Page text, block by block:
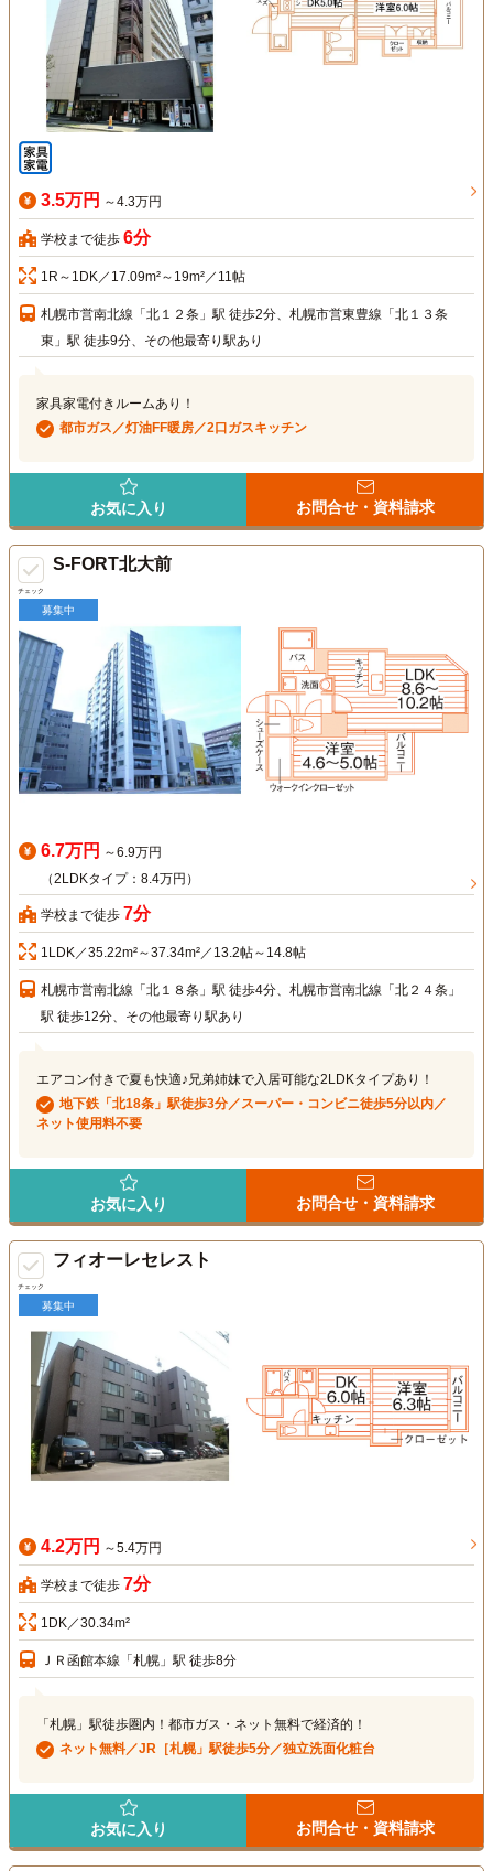
3.5万円 ～4.3万円
学校まで徒歩 6分
1R～1DK／17.09m²～19m²／11帖
札幌市営南北線「北１２条」駅 徒歩2分、札幌市営東豊線「北１３条
東」駅 徒歩9分、その他最寄り駅あり
家具家電付きルームあり！
都市ガス／灯油FF暖房／2口ガスキッチン
お気に入り お問合せ・資料請求
チェック
S-FORT北大前
募集中
6.7万円 ～6.9万円
（2LDKタイプ：8.4万円）
学校まで徒歩 7分
1LDK／35.22m²～37.34m²／13.2帖～14.8帖
札幌市営南北線「北１８条」駅 徒歩4分、札幌市営南北線「北２４条」
駅 徒歩12分、その他最寄り駅あり
エアコン付きで夏も快適♪兄弟姉妹で入居可能な2LDKタイプあり！
地下鉄「北18条」駅徒歩3分／スーパー・コンビニ徒歩5分以内／
ネット使用料不要
お気に入り お問合せ・資料請求
チェック
フィオーレセレスト
募集中
4.2万円 ～5.4万円
学校まで徒歩 7分
1DK／30.34m²
ＪＲ函館本線「札幌」駅 徒歩8分
「札幌」駅徒歩圏内！都市ガス・ネット無料で経済的！
ネット無料／JR［札幌」駅徒歩5分／独立洗面化粧台
お気に入り お問合せ・資料請求